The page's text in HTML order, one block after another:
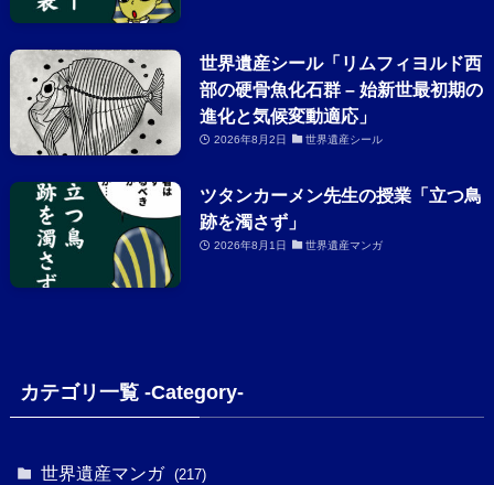
世界遺産シール「リムフィヨルド西
部の硬骨魚化石群 – 始新世最初期の
進化と気候変動適応」
2026年8月2日 世界遺産シール
ツタンカーメン先生の授業「立つ鳥
跡を濁さず」
2026年8月1日 世界遺産マンガ
カテゴリ一覧 -Category-
世界遺産マンガ (217)